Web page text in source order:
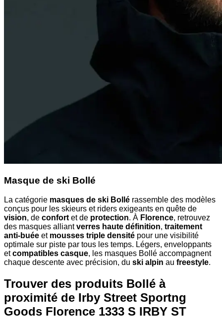
Masque de ski Bollé
La catégorie masques de ski Bollé rassemble des modèles
conçus pour les skieurs et riders exigeants en quête de
vision, de confort et de protection. À Florence, retrouvez
des masques alliantverres haute définition, traitement
anti-buée et mousses triple densité pour une visibilité
optimale sur piste par tous les temps. Légers, enveloppants
etcompatibles casque, les masques Bollé accompagnent
chaque descente avec précision, du ski alpin au freestyle.
Trouver des produits Bollé à
proximité de Irby Street Sportng
Goods Florence 1333 S IRBY ST